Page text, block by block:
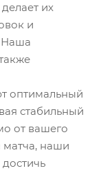
их
и
Наша
оптимальный
стабильный
от вашего
матча, наши